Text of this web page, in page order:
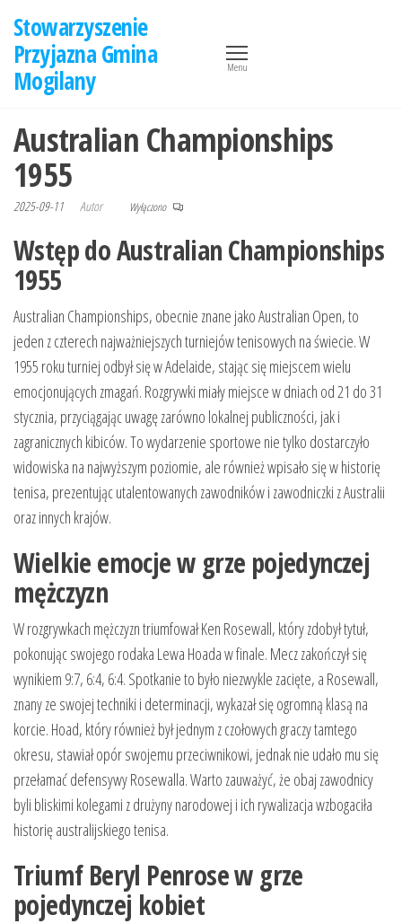
treści
Stowarzyszenie
Przyjazna Gmina
Mogilany
Menu
Australian Championships
1955
2025-09-11 Autor Wyłączono
Wstęp do Australian Championships
1955
Australian Championships, obecnie znane jako Australian Open, to
jeden z czterech najważniejszych turniejów tenisowych na świecie. W
1955 roku turniej odbył się w Adelaide, stając się miejscem wielu
emocjonujących zmagań. Rozgrywki miały miejsce w dniach od 21 do 31
stycznia, przyciągając uwagę zarówno lokalnej publiczności, jak i
zagranicznych kibiców. To wydarzenie sportowe nie tylko dostarczyło
widowiska na najwyższym poziomie, ale również wpisało się w historię
tenisa, prezentując utalentowanych zawodników i zawodniczki z Australii
oraz innych krajów.
Wielkie emocje w grze pojedynczej
mężczyzn
W rozgrywkach mężczyzn triumfował Ken Rosewall, który zdobył tytuł,
pokonując swojego rodaka Lewa Hoada w finale. Mecz zakończył się
wynikiem 9:7, 6:4, 6:4. Spotkanie to było niezwykle zacięte, a Rosewall,
znany ze swojej techniki i determinacji, wykazał się ogromną klasą na
korcie. Hoad, który również był jednym z czołowych graczy tamtego
okresu, stawiał opór swojemu przeciwnikowi, jednak nie udało mu się
przełamać defensywy Rosewalla. Warto zauważyć, że obaj zawodnicy
byli bliskimi kolegami z drużyny narodowej i ich rywalizacja wzbogaciła
historię australijskiego tenisa.
Triumf Beryl Penrose w grze
pojedynczej kobiet